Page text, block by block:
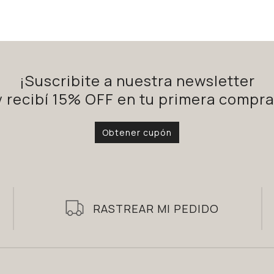
¡Suscribite a nuestra newsletter
recibí 15% OFF en tu primera
Obtener cupón
RASTREAR MI PEDIDO